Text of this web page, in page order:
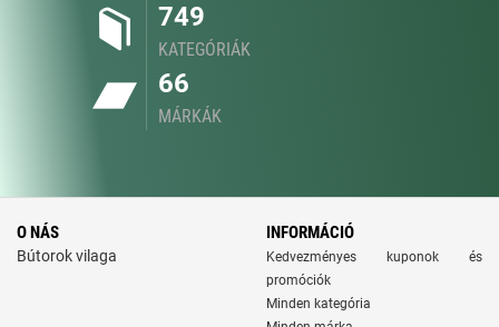
749
KATEGÓRIÁK
66
MÁRKÁK
O NÁS
Bútorok vilaga
INFORMÁCIÓ
Kedvezményes kuponok és
promóciók
Minden kategória